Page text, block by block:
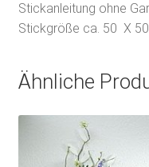
Stickanleitung ohne
Stickgröße ca. 50 X
Ähnliche